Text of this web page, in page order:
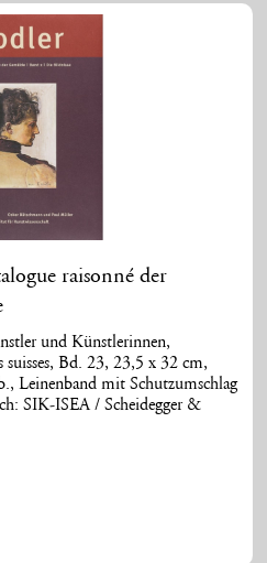
raisonné der
und Künstlerinnen,
suisses, Bd. 23, 23,5 x 32 cm,
Leinenband mit Schutzumschlag
SIK-ISEA / Scheidegger &